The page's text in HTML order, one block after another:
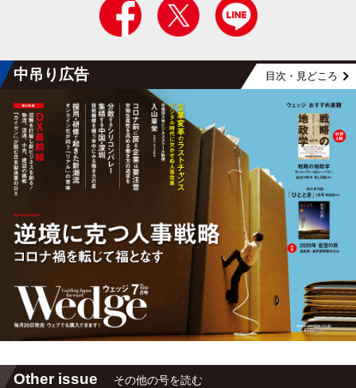
中吊り広告 目次・見どころ
Other issue その他の号を読む